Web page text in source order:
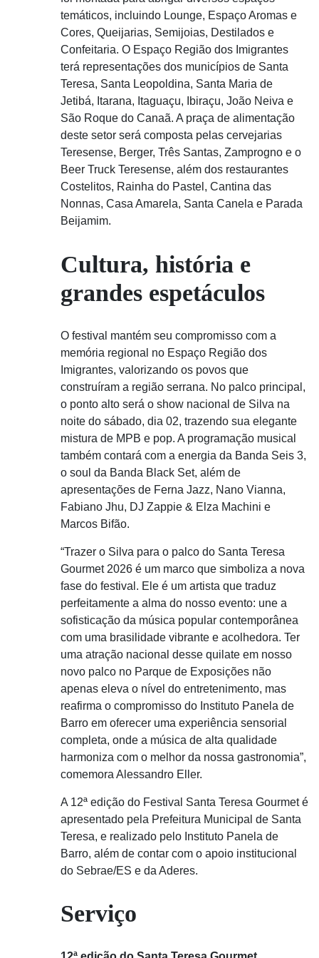
temáticos, incluindo Lounge, Espaço Aromas e
Cores, Queijarias, Semijoias, Destilados e
Confeitaria. O Espaço Região dos Imigrantes
terá representações dos municípios de Santa
Teresa, Santa Leopoldina, Santa Maria de
Jetibá, Itarana, Itaguaçu, Ibiraçu, João Neiva e
São Roque do Canaã. A praça de alimentação
deste setor será composta pelas cervejarias
Teresense, Berger, Três Santas, Zamprogno e o
Beer Truck Teresense, além dos restaurantes
Costelitos, Rainha do Pastel, Cantina das
Nonnas, Casa Amarela, Santa Canela e Parada
Beijamim.
Cultura, história e
grandes espetáculos
O festival mantém seu compromisso com a
memória regional no Espaço Região dos
Imigrantes, valorizando os povos que
construíram a região serrana. No palco principal,
o ponto alto será o show nacional de Silva na
noite do sábado, dia 02, trazendo sua elegante
mistura de MPB e pop. A programação musical
também contará com a energia da Banda Seis 3,
o soul da Banda Black Set, além de
apresentações de Ferna Jazz, Nano Vianna,
Fabiano Jhu, DJ Zappie & Elza Machini e
Marcos Bifão.
“Trazer o Silva para o palco do Santa Teresa
Gourmet 2026 é um marco que simboliza a nova
fase do festival. Ele é um artista que traduz
perfeitamente a alma do nosso evento: une a
sofisticação da música popular contemporânea
com uma brasilidade vibrante e acolhedora. Ter
uma atração nacional desse quilate em nosso
novo palco no Parque de Exposições não
apenas eleva o nível do entretenimento, mas
reafirma o compromisso do Instituto Panela de
Barro em oferecer uma experiência sensorial
completa, onde a música de alta qualidade
harmoniza com o melhor da nossa gastronomia”,
comemora Alessandro Eller.
A 12ª edição do Festival Santa Teresa Gourmet é
apresentado pela Prefeitura Municipal de Santa
Teresa, e realizado pelo Instituto Panela de
Barro, além de contar com o apoio institucional
do Sebrae/ES e da Aderes.
Serviço